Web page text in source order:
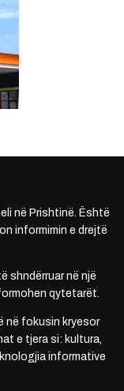
në Prishtinë. Është
informimin e drejtë
shndërruar në një
qytetarët.
në fokusin kryesor
e tjera si: kultura,
informative